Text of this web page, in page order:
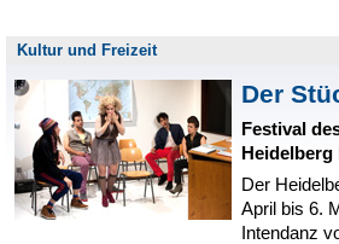
Kultur und Freizeit
Der
Festival
Heidelberg
Der
April bis 6.
Intendanz